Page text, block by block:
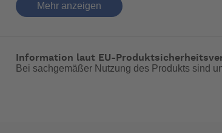
Schutzhülle:
Auftriebsklasse: 150 Newton
Mehr anzeigen
Information laut EU-
Bei sachgemäßer Nutzung des Produkts sind